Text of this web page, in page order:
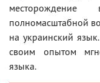
полномасштабной
на украинский
своим опытом
языка.